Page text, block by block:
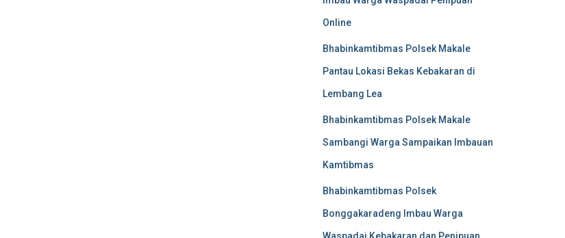
Online
Bhabinkamtibmas Polsek Makale
Pantau Lokasi Bekas Kebakaran di
Lembang Lea
Bhabinkamtibmas Polsek Makale
Sambangi Warga Sampaikan Imbauan
Kamtibmas
Bhabinkamtibmas Polsek
Bonggakaradeng Imbau Warga